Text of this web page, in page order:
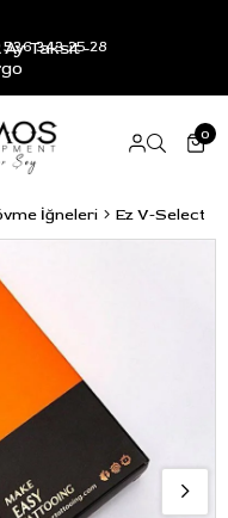
Ay Taksit -
536 343 25 28
0
İğneleri